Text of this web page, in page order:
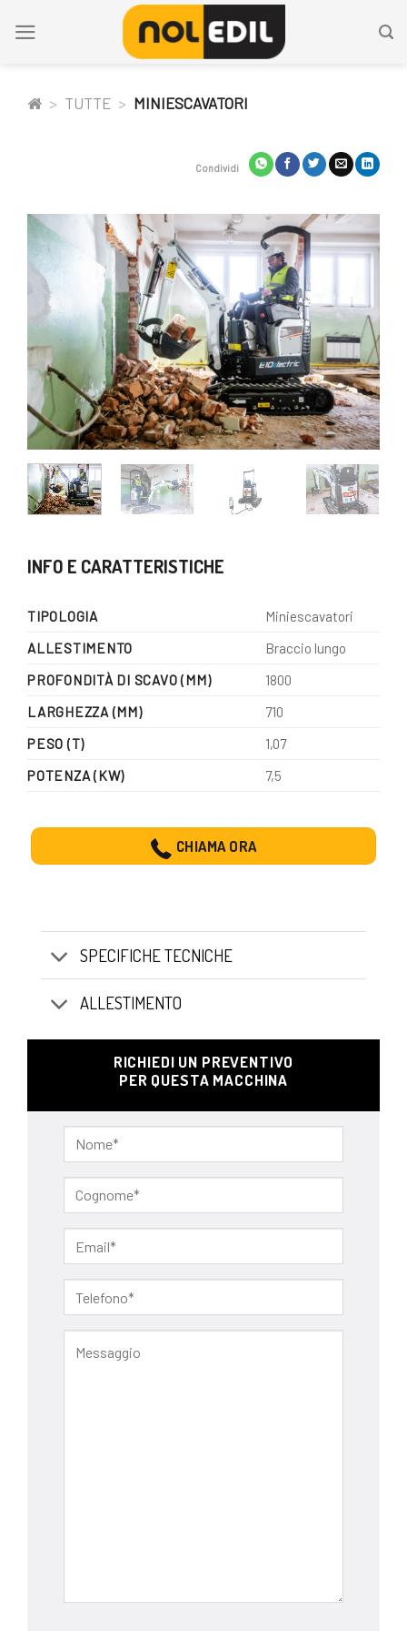
> TUTTE > MINIESCAVATORI
Condividi
INFO E CARATTERISTICHE
TIPOLOGIA
Miniescavatori
ALLESTIMENTO
Braccio lungo
PROFONDITÀ DI SCAVO (MM)
1800
LARGHEZZA (MM)
710
PESO (T)
1,07
POTENZA (KW)
7,5
CHIAMA ORA
SPECIFICHE TECNICHE
ALLESTIMENTO
RICHIEDI UN PREVENTIVO
PER QUESTA MACCHINA